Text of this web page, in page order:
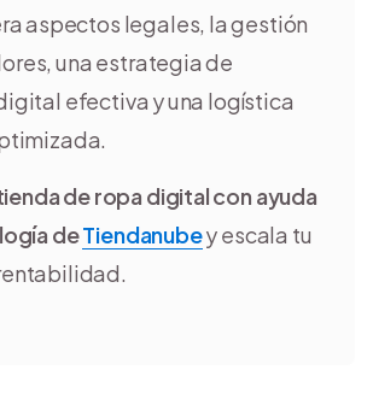
aspectos legales, la gestión
una estrategia de
efectiva y una logística
de ropa digital con ayuda
deTiendanubey escala tu